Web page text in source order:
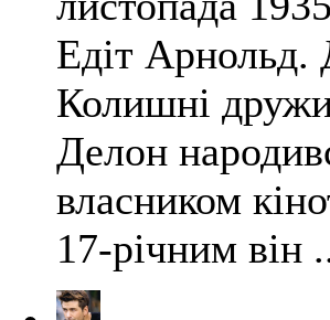
Едіт Арнольд.
Колишні
Делон
власником
17-річним він